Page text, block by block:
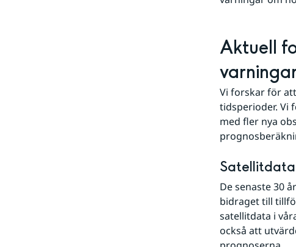
Aktuell
Vi forskar för
tidsperioder. Vi
med fler nya
De senaste 30
bidraget till
satellitdata i
också att